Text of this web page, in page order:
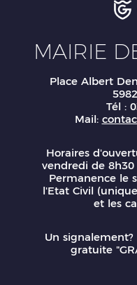
MAIRIE
Place Albert
Tél :
Mail:
Horaires
vendredi de
Permanence le
l'Etat Civil
et les
Un
gratuite